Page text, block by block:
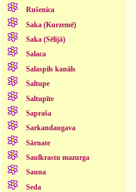
Rušenica
Saka (Kurzemē)
Saka (Sēlijā)
Salaca
Salaspils kanāls
Saltupe
Saltupīte
Sapraša
Sarkandaugava
Sārnate
Saulkrastu mazurga
Sauna
Seda